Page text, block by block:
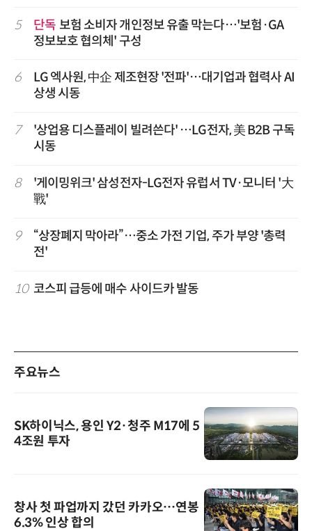
5 단독 보험 소비자 개인정보 유출 막는다…'보험·GA
정보보호 협의체' 구성
6
LG 엑사원, 中企 제조현장 '전파'…대기업과 협력사 AI
상생 시동
7
'상업용 디스플레이 빌려쓴다' …LG전자, 美 B2B 구독
시동
8
'게이밍위크' 삼성전자-LG전자 유럽서 TV·모니터 '大
戰'
9
“상장폐지 막아라”…중소 가전 기업, 주가 부양 '총력
전'
10 코스피 급등에 매수 사이드카 발동
주요뉴스
SK하이닉스, 용인 Y2·청주 M17에 5
4조원 투자
창사 첫 파업까지 갔던 카카오…연봉
6.3% 인상 합의